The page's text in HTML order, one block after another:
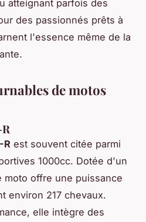
atteignant parfois des
des passionnés prêts à
l'essence même de la
de motos
R est souvent citée parmi
1000cc. Dotée d'un
moto offre une puissance
environ 217 chevaux.
elle intègre des